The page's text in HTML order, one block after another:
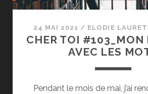
24 MAI 2021 / ELODIE LAURET
CHER TOI #103_MON
AVEC LES
Pendant le mois de mai, j’ai